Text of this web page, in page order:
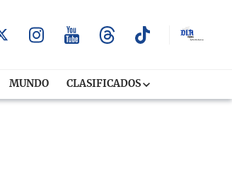
MUNDO CLASIFICADOS